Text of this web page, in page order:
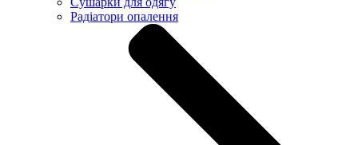
Радіатори опалення